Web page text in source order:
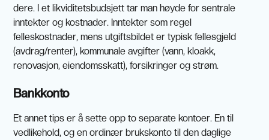
dere. I et likviditetsbudsjett tar man høyde for sentrale
inntekter og kostnader. Inntekter som regel
felleskostnader, mens utgiftsbildet er typisk fellesgjeld
(avdrag/renter), kommunale avgifter (vann, kloakk,
renovasjon, eiendomsskatt), forsikringer og strøm.
Bankkonto
Et annet tips er å sette opp to separate kontoer. En til
vedlikehold, og en ordinær brukskonto til den daglige